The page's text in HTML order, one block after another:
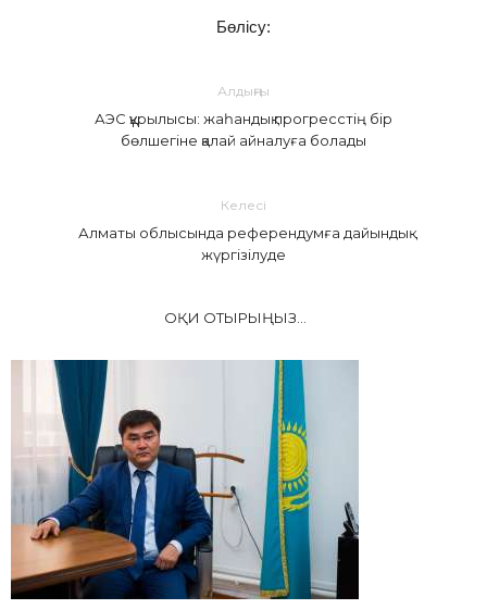
Бөлісу:
Алдыңғы
АЭС құрылысы: жаһандық прогресстің бір
бөлшегіне қалай айналуға болады
Келесі
Алматы облысында референдумға дайындық
жүргізілуде
ОҚИ ОТЫРЫҢЫЗ...